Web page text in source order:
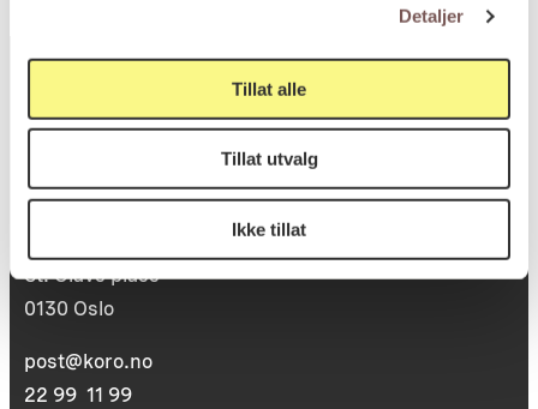
Detaljer
Tillat alle
Tillat utvalg
Ikke tillat
Postadresse
St. Olavs plass
0130 Oslo
post@koro.no
22 99 11 99